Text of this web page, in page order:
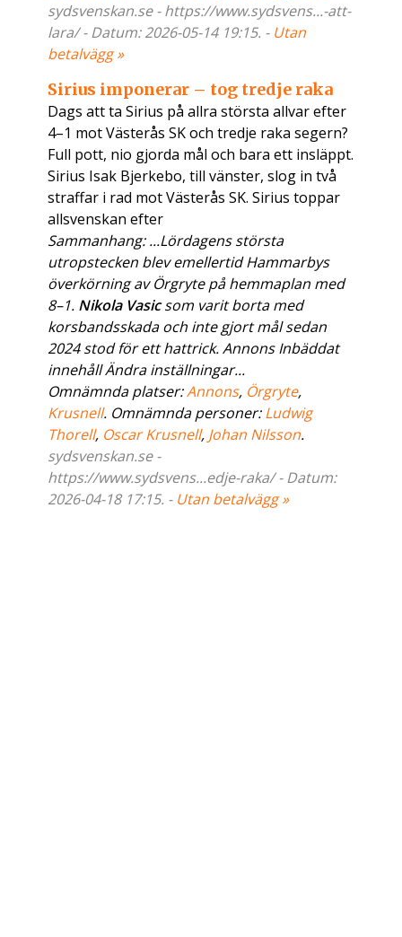
sydsvenskan.se - https://www.sydsvens...-att-
lara/ - Datum: 2026-05-14 19:15. - Utan
betalvägg »
Sirius imponerar – tog tredje raka
Dags att ta Sirius på allra största allvar efter
4–1 mot Västerås SK och tredje raka segern?
Full pott, nio gjorda mål och bara ett insläppt.
Sirius Isak Bjerkebo, till vänster, slog in två
straffar i rad mot Västerås SK. Sirius toppar
allsvenskan efter
Sammanhang: ...Lördagens största
utropstecken blev emellertid Hammarbys
överkörning av Örgryte på hemmaplan med
8–1. Nikola Vasicsom varit borta med
korsbandsskada och inte gjort mål sedan
2024 stod för ett hattrick. Annons Inbäddat
innehåll Ändra inställningar...
Omnämnda platser:Annons, Örgryte,
Krusnell. Omnämnda personer:Ludwig
Thorell, Oscar Krusnell, Johan Nilsson.
sydsvenskan.se -
https://www.sydsvens...edje-raka/ - Datum:
2026-04-18 17:15. - Utan betalvägg »